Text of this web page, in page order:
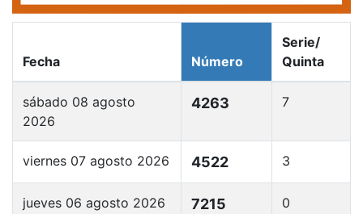
Fecha Número
Serie/
Quinta
sábado 08 agosto
2026
4263 7
viernes 07 agosto 2026 4522 3
jueves 06 agosto 2026 7215 0